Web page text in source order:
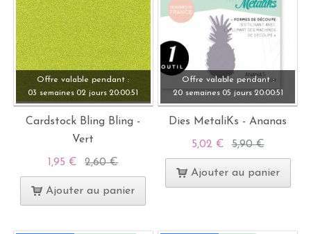
Offre valable pendant :
03 semaines 02 jours 20:00:49
Cardstock Bling Bling -
Vert
1,95 € 2,60 €
Ajouter au panier
Offre valable pendant :
20 semaines 05 jours 20:00:49
Dies MetaliKs - Ananas
5,02 € 5,90 €
Ajouter au panier